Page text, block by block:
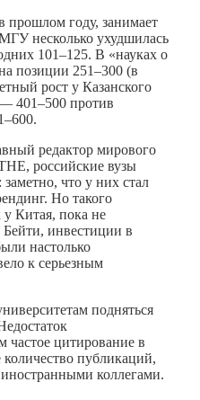
году, занимает
несколько ухудшилась
101–125. В «науках о
позиции 251–300 (в
рост у Казанского
401–500 против
редактор мирового
российские вузы
что у них стал
Но такого
Китая, пока не
инвестиции в
настолько
к серьезным
подняться
частое цитирование в
публикаций,
коллегами.